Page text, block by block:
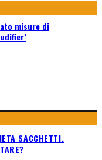
misure di
SACCHETTI.